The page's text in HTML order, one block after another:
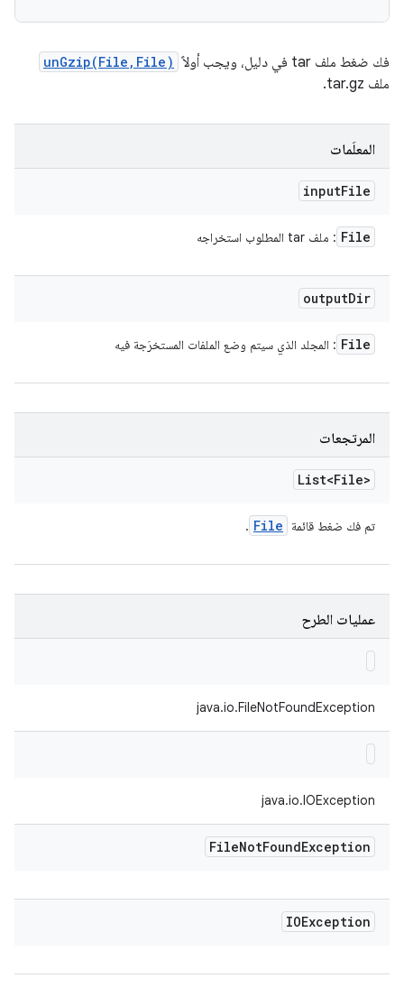
فك ضغط ملف tar في دليل، ويجب أولاً unGzip(File,File)
ملف tar.gz.
المعلَمات
inputFile
File : ملف tar المطلوب استخراجه
outputDir
File : المجلد الذي سيتم وضع الملفات المستخرَجة فيه
المرتجعات
List<File>
تم فك ضغط قائمة File
.
عمليات الطرح
java.io.FileNotFoundException
java.io.IOException
FileNotFoundException
IOException